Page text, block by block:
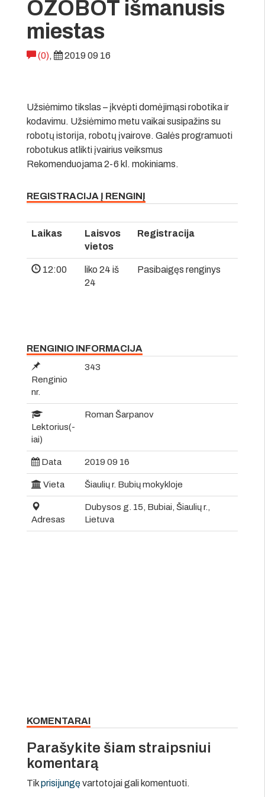
OZOBOT išmanusis
miestas
(0), 2019 09 16
Užsiėmimo tikslas – įkvėpti domėjimąsi robotika ir
kodavimu. Užsiėmimo metu vaikai susipažins su
robotų istorija, robotų įvairove. Galės programuoti
robotukus atlikti įvairius veiksmus
Rekomenduojama 2-6 kl. mokiniams.
REGISTRACIJA Į RENGINĮ
Laikas
Laisvos
vietos
Registracija
12:00
liko 24 iš
24
Pasibaigęs renginys
RENGINIO INFORMACIJA
Renginio
nr.
343
Lektorius(-
iai)
Roman Šarpanov
Data 2019 09 16
Vieta Šiaulių r. Bubių mokykloje
Adresas
Dubysos g. 15, Bubiai, Šiaulių r.,
Lietuva
KOMENTARAI
Parašykite šiam straipsniui
komentarą
Tikprisijungęvartotojai gali komentuoti.